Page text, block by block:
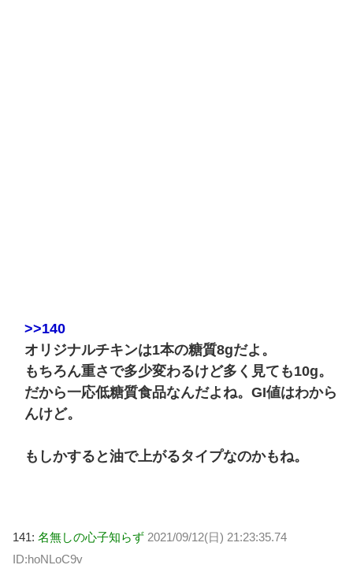
>>140
オリジナルチキンは1本の糖質8gだよ。
もちろん重さで多少変わるけど多く見ても10g。
だから一応低糖質食品なんだよね。GI値はわから
んけど。
もしかすると油で上がるタイプなのかもね。
141: 名無しの心子知らず 2021/09/12(日) 21:23:35.74
ID:hoNLoC9v